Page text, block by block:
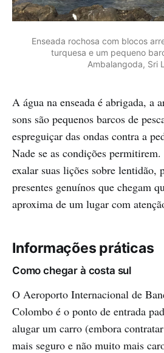
Enseada rochosa com blocos
turquesa e um pequeno
Ambalangoda, Sri
A água na enseada é abrigada, a
sons são pequenos barcos de
espreguiçar das ondas contra a
Nade se as condições
exalar suas lições sobre lentidão,
presentes genuínos que chegam
aproxima de um lugar com
Informações práticas
Como chegar à costa sul
O Aeroporto Internacional de
Colombo é o ponto de entrada
alugar um carro (embora
mais seguro e não muito mais